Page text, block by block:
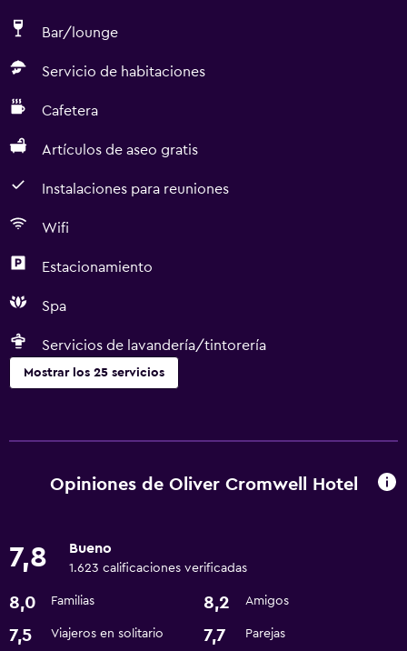
Bar/lounge
Servicio de habitaciones
Cafetera
Artículos de aseo gratis
Instalaciones para reuniones
Wifi
Estacionamiento
Spa
Servicios de lavandería/tintorería
Mostrar los 25 servicios
Restaurante
Microondas
Accesibilidad y adecuación
Habitaciones para no fumadores disponibles
Opiniones de Oliver Cromwell Hotel
7,8 Bueno
1.623 calificaciones verificadas
8,0 Familias 8,2 Amigos
7,5 Viajeros en solitario 7,7 Parejas